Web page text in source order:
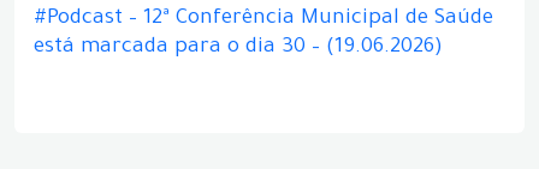
#Podcast – 12ª Conferência Municipal de Saúde
está marcada para o dia 30 – (19.06.2026)